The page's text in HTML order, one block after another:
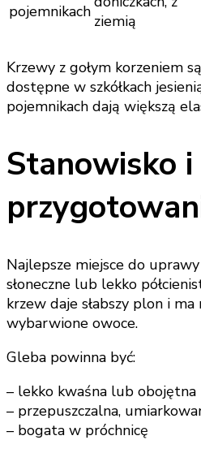
pojemnikach ziemią
Krzewy z gołym korzeniem
dostępne w szkółkach
pojemnikach dają większą
Stanowisko i
Najlepsze miejsce do
słoneczne lub lekko
krzew daje słabszy plon i
wybarwione owoce.
Gleba powinna być:
– lekko kwaśna lub obojętna
– przepuszczalna,
– bogata w próchnicę